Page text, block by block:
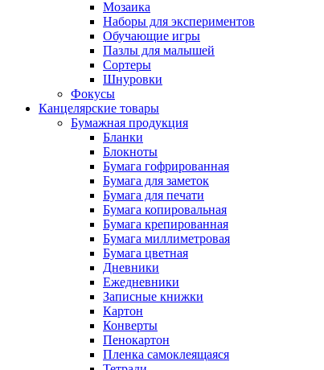
Мозаика
Наборы для экспериментов
Обучающие игры
Пазлы для малышей
Сортеры
Шнуровки
Фокусы
Канцелярские товары
Бумажная продукция
Бланки
Блокноты
Бумага гофрированная
Бумага для заметок
Бумага для печати
Бумага копировальная
Бумага крепированная
Бумага миллиметровая
Бумага цветная
Дневники
Ежедневники
Записные книжки
Картон
Конверты
Пенокартон
Пленка самоклеящаяся